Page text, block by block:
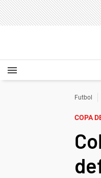
Futbol
COPA